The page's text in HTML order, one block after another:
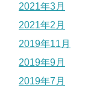
2021年3月
2021年2月
2019年11月
2019年9月
2019年7月